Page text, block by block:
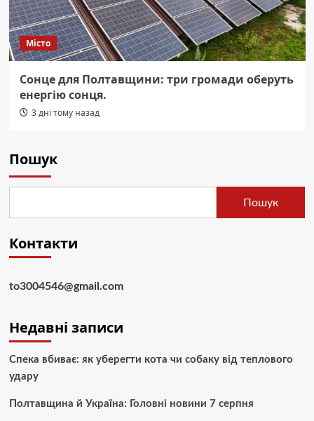
Місто
Сонце для Полтавщини: три громади оберуть
енергію сонця.
3 дні тому назад
Пошук
Пошук
Контакти
to3004546@gmail.com
Недавні записи
Спека вбиває: як уберегти кота чи собаку від теплового
удару
Полтавщина й Україна: Головні новини 7 серпня